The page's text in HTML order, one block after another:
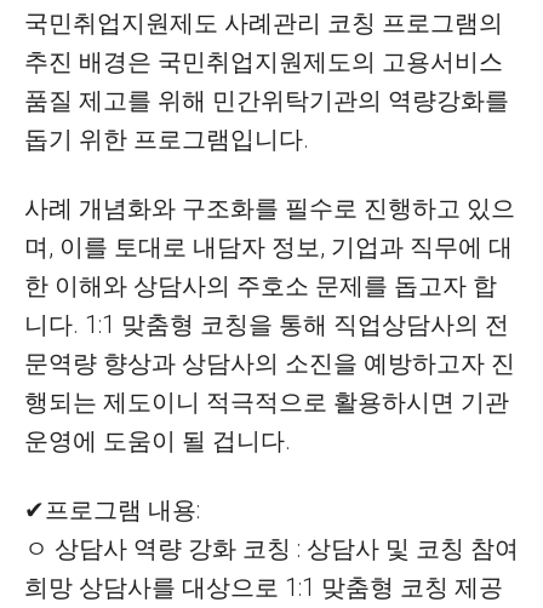
국민취업지원제도 사례관리 코칭 프로그램의
추진 배경은 국민취업지원제도의 고용서비스
품질 제고를 위해 민간위탁기관의 역량강화를
돕기 위한 프로그램입니다.
사례 개념화와 구조화를 필수로 진행하고 있으
며, 이를 토대로 내담자 정보, 기업과 직무에 대
한 이해와 상담사의 주호소 문제를 돕고자 합
니다. 1:1 맞춤형 코칭을 통해 직업상담사의 전
문역량 향상과 상담사의 소진을 예방하고자 진
행되는 제도이니 적극적으로 활용하시면 기관
운영에 도움이 될 겁니다.
✔프로그램 내용:
ㅇ 상담사 역량 강화 코칭 : 상담사 및 코칭 참여
희망 상담사를 대상으로 1:1 맞춤형 코칭 제공